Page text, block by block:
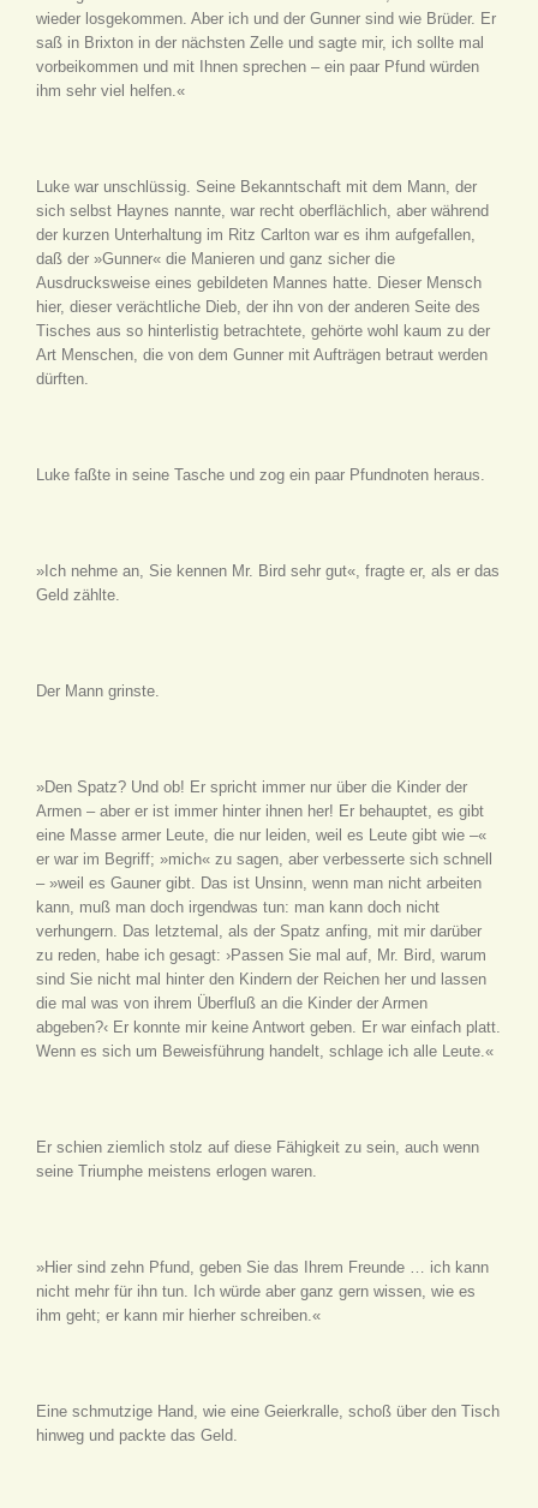
wieder losgekommen. Aber ich und der Gunner sind wie Brüder. Er
saß in Brixton in der nächsten Zelle und sagte mir, ich sollte mal
vorbeikommen und mit Ihnen sprechen – ein paar Pfund würden
ihm sehr viel helfen.«
Luke war unschlüssig. Seine Bekanntschaft mit dem Mann, der
sich selbst Haynes nannte, war recht oberflächlich, aber während
der kurzen Unterhaltung im Ritz Carlton war es ihm aufgefallen,
daß der »Gunner« die Manieren und ganz sicher die
Ausdrucksweise eines gebildeten Mannes hatte. Dieser Mensch
hier, dieser verächtliche Dieb, der ihn von der anderen Seite des
Tisches aus so hinterlistig betrachtete, gehörte wohl kaum zu der
Art Menschen, die von dem Gunner mit Aufträgen betraut werden
dürften.
Luke faßte in seine Tasche und zog ein paar Pfundnoten heraus.
»Ich nehme an, Sie kennen Mr. Bird sehr gut«, fragte er, als er das
Geld zählte.
Der Mann grinste.
»Den Spatz? Und ob! Er spricht immer nur über die Kinder der
Armen – aber er ist immer hinter ihnen her! Er behauptet, es gibt
eine Masse armer Leute, die nur leiden, weil es Leute gibt wie –«
er war im Begriff; »mich« zu sagen, aber verbesserte sich schnell
– »weil es Gauner gibt. Das ist Unsinn, wenn man nicht arbeiten
kann, muß man doch irgendwas tun: man kann doch nicht
verhungern. Das letztemal, als der Spatz anfing, mit mir darüber
zu reden, habe ich gesagt: ›Passen Sie mal auf, Mr. Bird, warum
sind Sie nicht mal hinter den Kindern der Reichen her und lassen
die mal was von ihrem Überfluß an die Kinder der Armen
abgeben?‹ Er konnte mir keine Antwort geben. Er war einfach platt.
Wenn es sich um Beweisführung handelt, schlage ich alle Leute.«
Er schien ziemlich stolz auf diese Fähigkeit zu sein, auch wenn
seine Triumphe meistens erlogen waren.
»Hier sind zehn Pfund, geben Sie das Ihrem Freunde … ich kann
nicht mehr für ihn tun. Ich würde aber ganz gern wissen, wie es
ihm geht; er kann mir hierher schreiben.«
Eine schmutzige Hand, wie eine Geierkralle, schoß über den Tisch
hinweg und packte das Geld.